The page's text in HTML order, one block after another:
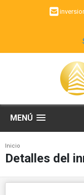
MENÚ
Inicio
Detalles del